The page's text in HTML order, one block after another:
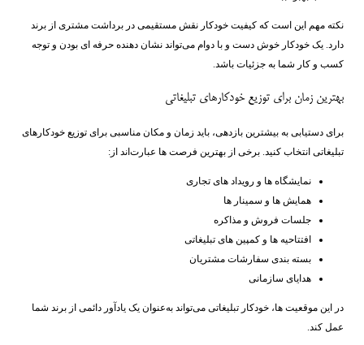
نکته مهم این است که کیفیت خودکار نقش مستقیمی در برداشت مشتری از برند
دارد. یک خودکار خوش‌ دست و با دوام می‌تواند نشان ‌دهنده حرفه ‌ای بودن و توجه
کسب ‌و کار شما به جزئیات باشد.
بهترین زمان برای توزیع خودکارهای تبلیغاتی
برای دستیابی به بیشترین بازدهی، باید زمان و مکان مناسبی برای توزیع خودکارهای
تبلیغاتی انتخاب کنید. برخی از بهترین فرصت ‌ها عبارت‌اند از:
نمایشگاه ‌ها و رویداد های تجاری
همایش ‌ها و سمینار ها
جلسات فروش و مذاکره
افتتاحیه ‌ها و کمپین‌ های تبلیغاتی
بسته ‌بندی سفارشات مشتریان
هدایای سازمانی
در این موقعیت ‌ها، خودکار تبلیغاتی می‌تواند به‌عنوان یک یادآور دائمی از برند شما
عمل کند.